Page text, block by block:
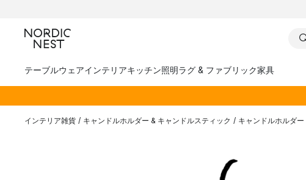
テーブルウェアインテリアキッチン照明ラグ & ファブリック家具
インテリア雑貨 / キャンドルホルダー & キャンドルスティック / キャンドルホルダー